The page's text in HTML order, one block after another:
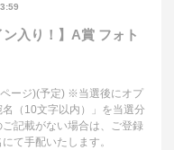
ン入り！】A賞 フォト
ージ)(予定) ※当選後にオプ
（10文字以内）」を当選分
記載がない場合は、ご登録
て手配いたします。